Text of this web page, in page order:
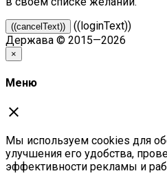
((cancelText))
((loginText))
Держава © 2015—2026
×
Меню
close
Мы используем cookies для
улучшения его удобства,
эффективности рекламы и